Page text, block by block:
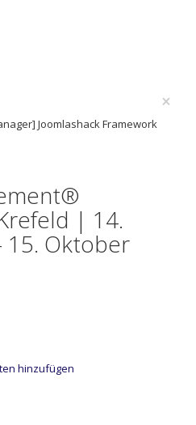
×
Joomlashack Framework
| 14.
15. Oktober
hinzufügen